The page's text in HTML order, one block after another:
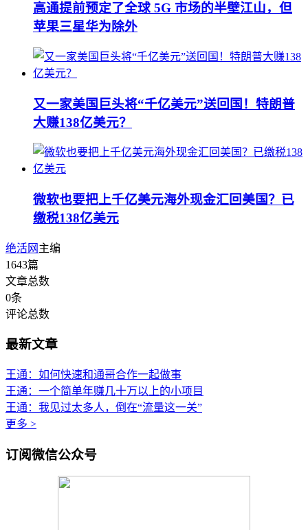
高通提前预定了全球 5G 市场的半壁江山，但
苹果三星华为除外
又一家美国巨头将“千亿美元”送回国！特朗普
大赚138亿美元？
微软也要把上千亿美元海外现金汇回美国？已
缴税138亿美元
绝活网 主编
1643篇
文章总数
0条
评论总数
最新文章
王通：如何快速和通哥合作一起做事
王通：一个简单年赚几十万以上的小项目
王通：我见过太多人，倒在“流量这一关”
更多 >
订阅微信公众号